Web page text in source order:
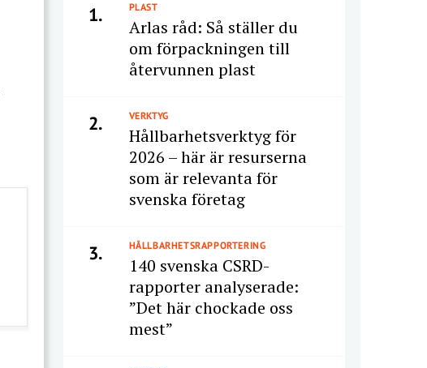
1. PLAST
Arlas råd: Så ställer du
om förpackningen till
återvunnen plast
2. VERKTYG
Hållbarhetsverktyg för
2026 – här är resurserna
som är relevanta för
svenska företag
3. HÅLLBARHETSRAPPORTERING
140 svenska CSRD-
rapporter analyserade:
”Det här chockade oss
mest”